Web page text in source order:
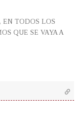
EN TODOS LOS
QUE SE VAYA A